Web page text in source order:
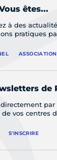
êtes...
à des
pratiques
ASSOCIATION
de
directement
vos centres
S'INSCRIRE